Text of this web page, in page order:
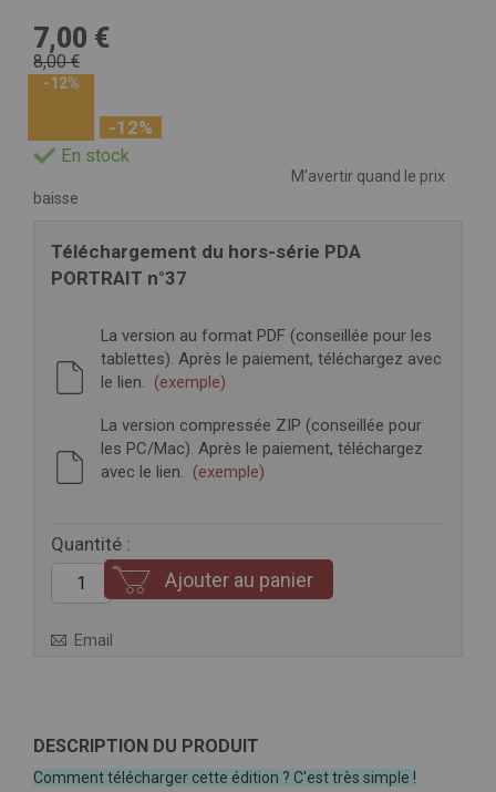
7,00 €
8,00 €
-12%
-12%
En stock
M’avertir quand le prix
baisse
Téléchargement du hors-série PDA
PORTRAIT n°37
La version au format PDF (conseillée pour les
tablettes). Après le paiement, téléchargez avec
le lien. (exemple)
La version compressée ZIP (conseillée pour
les PC/Mac). Après le paiement, téléchargez
avec le lien. (exemple)
Quantité :
Ajouter au panier
Email
DESCRIPTION DU PRODUIT
Comment télécharger cette édition ? C'est très simple !